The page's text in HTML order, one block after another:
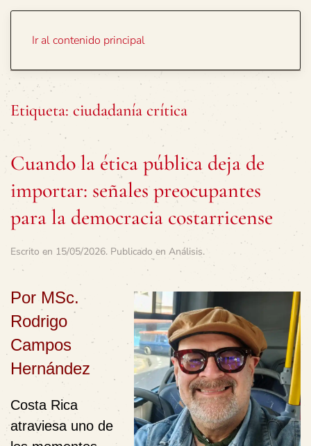
Ir al contenido principal
Etiqueta: ciudadanía crítica
Cuando la ética pública deja de
importar: señales preocupantes
para la democracia costarricense
Escrito en 15/05/2026. Publicado en Análisis.
Por MSc.
Rodrigo
Campos
Hernández
Costa Rica
atraviesa uno de